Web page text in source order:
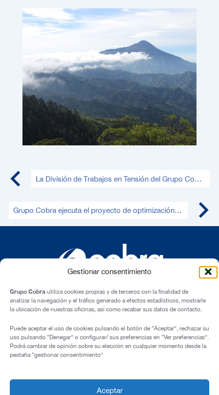
Gestionar consentimiento
Grupo Cobra utiliza cookies propias y de terceros con la finalidad de
analizar la navegación y el tráfico generado a efectos estadísticos, mostrarle
la ubicación de nuestras oficinas, así como recabar sus datos de contacto.
Puede aceptar el uso de cookies pulsando el botón de “Aceptar”, rechazar su
uso pulsando “Denegar” o configurar/ sus preferencias en “Ver preferencias”.
Podrá cambiar de opinión sobre su elección en cualquier momento desde la
pestaña “gestionar consentimiento”
Aceptar
La División de Trabajos en Tensión del Grupo Cobra cumple 50 años de historia
Grupo Cobra ejecuta el proyecto de optimización del suministro de agua potable y alcantarillado de Lima Norte
Aviso Legal
Política de Privacidad
Transparencia e Integridad